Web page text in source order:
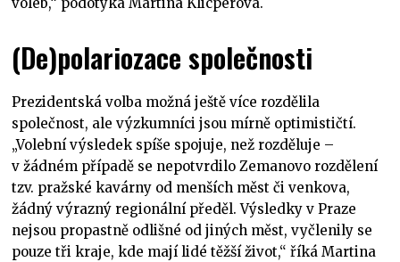
(De)polariozace společnosti
Prezidentská volba možná ještě více rozdělila
společnost, ale výzkumníci jsou mírně optimističtí.
„Volební výsledek spíše spojuje, než rozděluje –
v žádném případě se nepotvrdilo Zemanovo rozdělení
tzv. pražské kavárny od menších měst či venkova,
žádný výrazný regionální předěl. Výsledky v Praze
nejsou propastně odlišné od jiných měst, vyčlenily se
pouze tři kraje, kde mají lidé těžší život,“ říká Martina